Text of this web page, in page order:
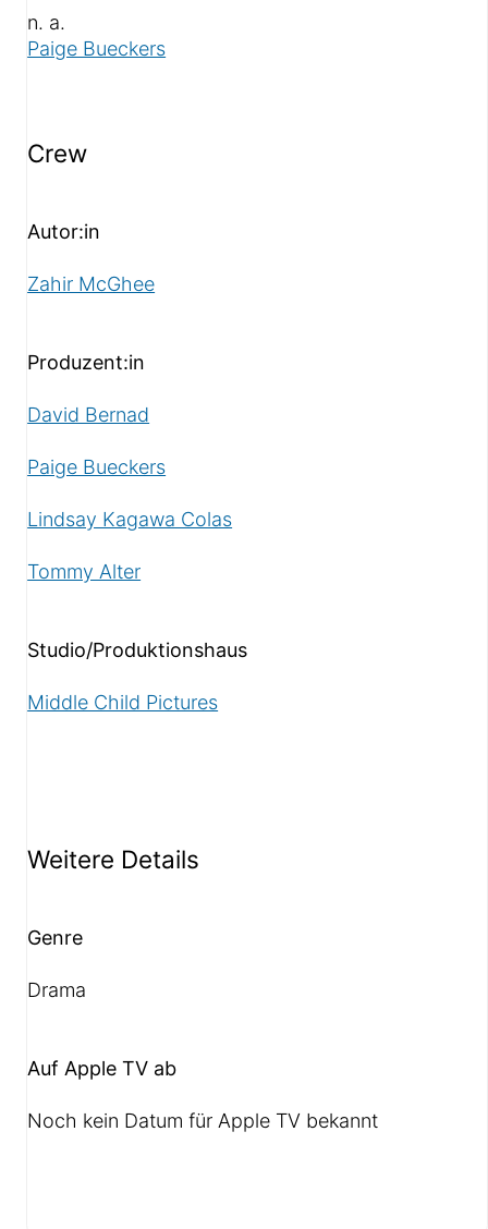
n. a.
Paige Bueckers
Crew
Autor:in
Zahir McGhee
Produzent:in
David Bernad
Paige Bueckers
Lindsay Kagawa Colas
Tommy Alter
Studio/Produktionshaus
Middle Child Pictures
Weitere Details
Genre
Drama
Auf Apple TV ab
Noch kein Datum für Apple TV bekannt